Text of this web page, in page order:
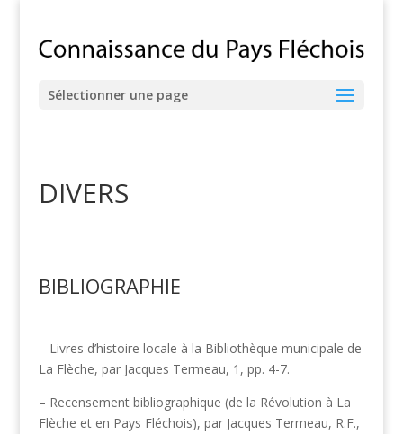
Sélectionner une page
DIVERS
BIBLIOGRAPHIE
– Livres d’histoire locale à la Bibliothèque municipale de
La Flèche, par Jacques Termeau, 1, pp. 4-7.
– Recensement bibliographique (de la Révolution à La
Flèche et en Pays Fléchois), par Jacques Termeau, R.F.,